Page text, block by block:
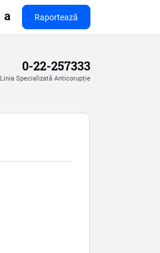
a Raportează
0-22-257333
Linia Specializată Anticorupție